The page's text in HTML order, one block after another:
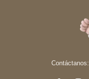
Contáctanos: